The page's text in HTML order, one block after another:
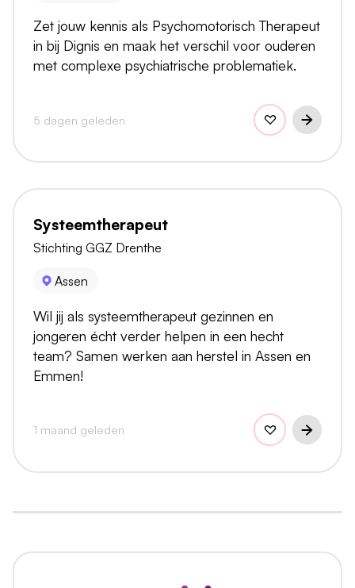
Zet jouw kennis als Psychomotorisch Therapeut
in bij Dignis en maak het verschil voor ouderen
met complexe psychiatrische problematiek.
5 dagen geleden
Systeemtherapeut
Stichting GGZ Drenthe
Assen
Wil jij als systeemtherapeut gezinnen en
jongeren écht verder helpen in een hecht
team? Samen werken aan herstel in Assen en
Emmen!
1 maand geleden